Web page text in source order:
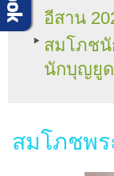
อีสาน
สมโภชนั
นักบุญยูด
สมโภชพร